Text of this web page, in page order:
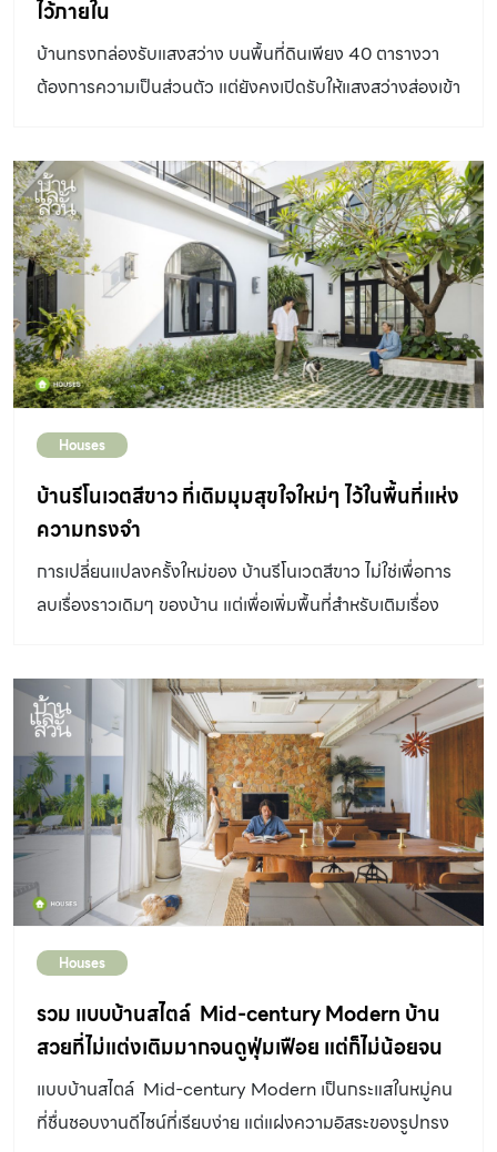
ไว้ภายใน
บ้านทรงกล่องรับแสงสว่าง บนพื้นที่ดินเพียง 40 ตารางวา
ต้องการความเป็นส่วนตัว แต่ยังคงเปิดรับให้แสงสว่างส่องเข้า
ภายใน
Houses
บ้านรีโนเวตสีขาว ที่เติมมุมสุขใจใหม่ๆ ไว้ในพื้นที่แห่ง
ความทรงจำ
การเปลี่ยนแปลงครั้งใหม่ของ บ้านรีโนเวตสีขาว ไม่ใช่เพื่อการ
ลบเรื่องราวเดิมๆ ของบ้าน แต่เพื่อเพิ่มพื้นที่สำหรับเติมเรื่อง
Roommaker แม้จะสนิทสนมคุ้นเคยกับบ้านที่อยู่กันมาตั้งแต่
จำความได้ แต่ไลฟ์สไตล์ที่เปลี่ยนไปทำให้ฟังก์ชันภายในเริ่มไม่
ตอบโจทย์ ทั้งคุณแบงค์-ภูมน ตันตยานนท์กุล เจ้าของบ้านที่
ต้องการมุมสงบในชั่วโมงทำงานยาวนาน คุณแม่วัยเกษียนที่
ยังสนุกสนานกับกิจกรรมนอกบ้านและงานอดิเรกของตัวเอง
และเจ้ากังฟู น้องหมาเฟรนช์บูลด็อกที่อยู่ร่วมกันมากว่าสิบปี
คุณแบงค์จึงวางแผนรีโนเวตเพื่อปรับเสริมเติมฟังก์ชันใหม่ ให้
ช่วงวัยได้ โดยติดต่อคุณหิน-วศิน มหาพล Design Director
แห่ง The Roommaker ให้มาเป็นผู้ออกแบบทุกความ
ต้องการให้ลงตัว มีพื้นที่ให้ทุกคนในบ้านได้ใช้ชีวิตร่วมกัน
อย่างเป็นสุข เติมมุมสุขเพิ่มเรื่องราวให้ บ้านรีโนเวตสีขาว
เดิมทีบ้านที่อาศัยอยู่เป็นบ้านสองชั้นแบ่งสัดส่วนกั้นเขตห้องไว้
อย่างชัดเจน มีฟังก์ชันที่ใช้งานร่วมกันอยู่ชั้นล่าง ส่วนพื้นที่พัก
Houses
รวม แบบบ้านสไตล์ Mid-century Modern บ้าน
สวยที่ไม่แต่งเติมมากจนดูฟุ่มเฟือย แต่ก็ไม่น้อยจน
ขาดแคลน
แบบบ้านสไตล์ Mid-century Modern เป็นกระแสในหมู่คน
ที่ชื่นชอบงานดีไซน์ที่เรียบง่าย แต่แฝงความอิสระของรูปทรง